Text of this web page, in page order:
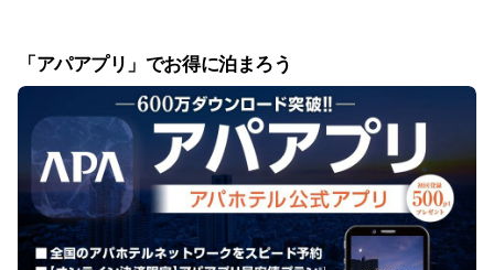
「アパアプリ」でお得に泊まろう